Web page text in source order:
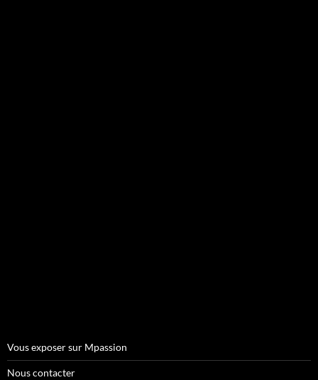
Vous exposer sur Mpassion
Nous contacter